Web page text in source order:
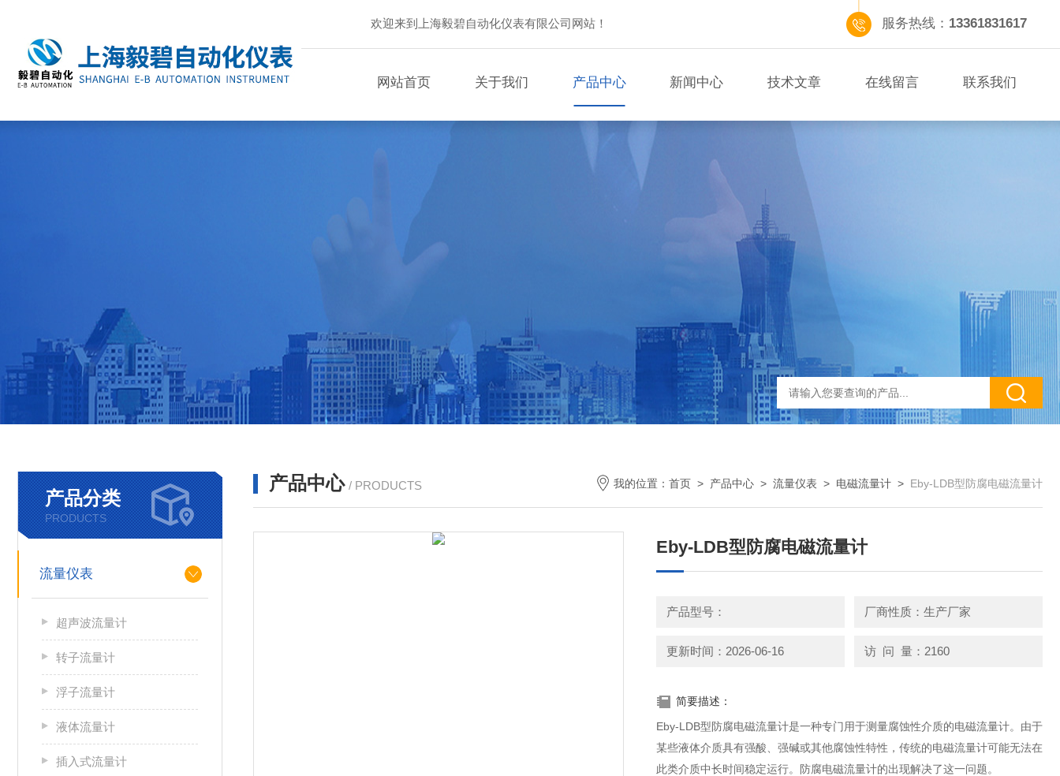
欢迎来到上海毅碧自动化仪表有限公司网站！ 服务热线： 13361831617
网站首页 关于我们 产品中心 新闻中心 技术文章 在线留言 联系我们
产品分类
PRODUCTS
流量仪表
超声波流量计
转子流量计
浮子流量计
液体流量计
插入式流量计
产品中心 / PRODUCTS 我的位置： 首页 > 产品中心 > 流量仪表 > 电磁流量计 > Eby-LDB型防腐电磁流量计
Eby-LDB型防腐电磁流量计
产品型号： 厂商性质：生产厂家
更新时间：2026-06-16 访 问 量：2160
简要描述：
Eby-LDB型防腐电磁流量计是一种专门用于测量腐蚀性介质的电磁流量计。由于
某些液体介质具有强酸、强碱或其他腐蚀性特性，传统的电磁流量计可能无法在
此类介质中长时间稳定运行。防腐电磁流量计的出现解决了这一问题。